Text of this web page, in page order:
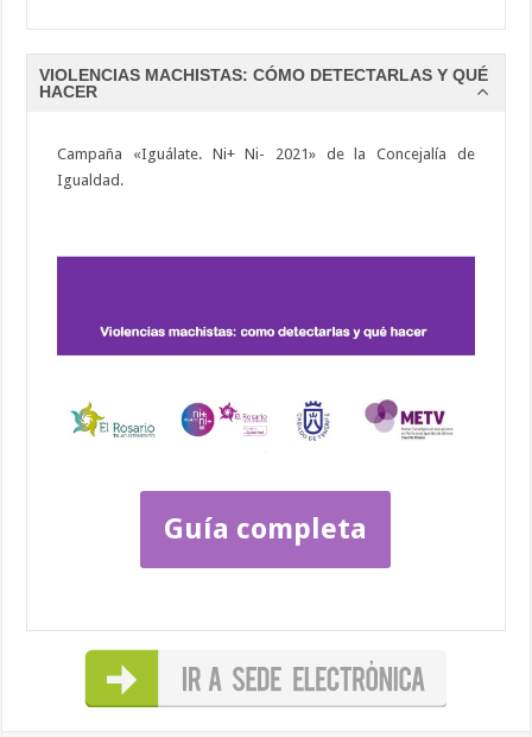
VIOLENCIAS MACHISTAS: CÓMO DETECTARLAS Y QUÉ
HACER
Campaña «Iguálate. Ni+ Ni- 2021» de la Concejalía de
Igualdad.
Guía completa